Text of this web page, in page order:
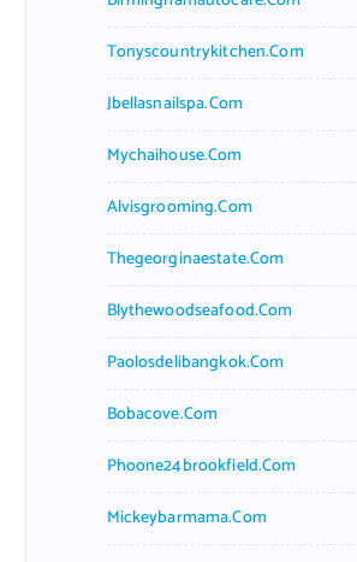
Tonyscountrykitchen.com
Jbellasnailspa.com
Mychaihouse.com
Alvisgrooming.com
Thegeorginaestate.com
Blythewoodseafood.com
Paolosdelibangkok.com
Bobacove.com
Phoone24brookfield.com
Mickeybarmama.com